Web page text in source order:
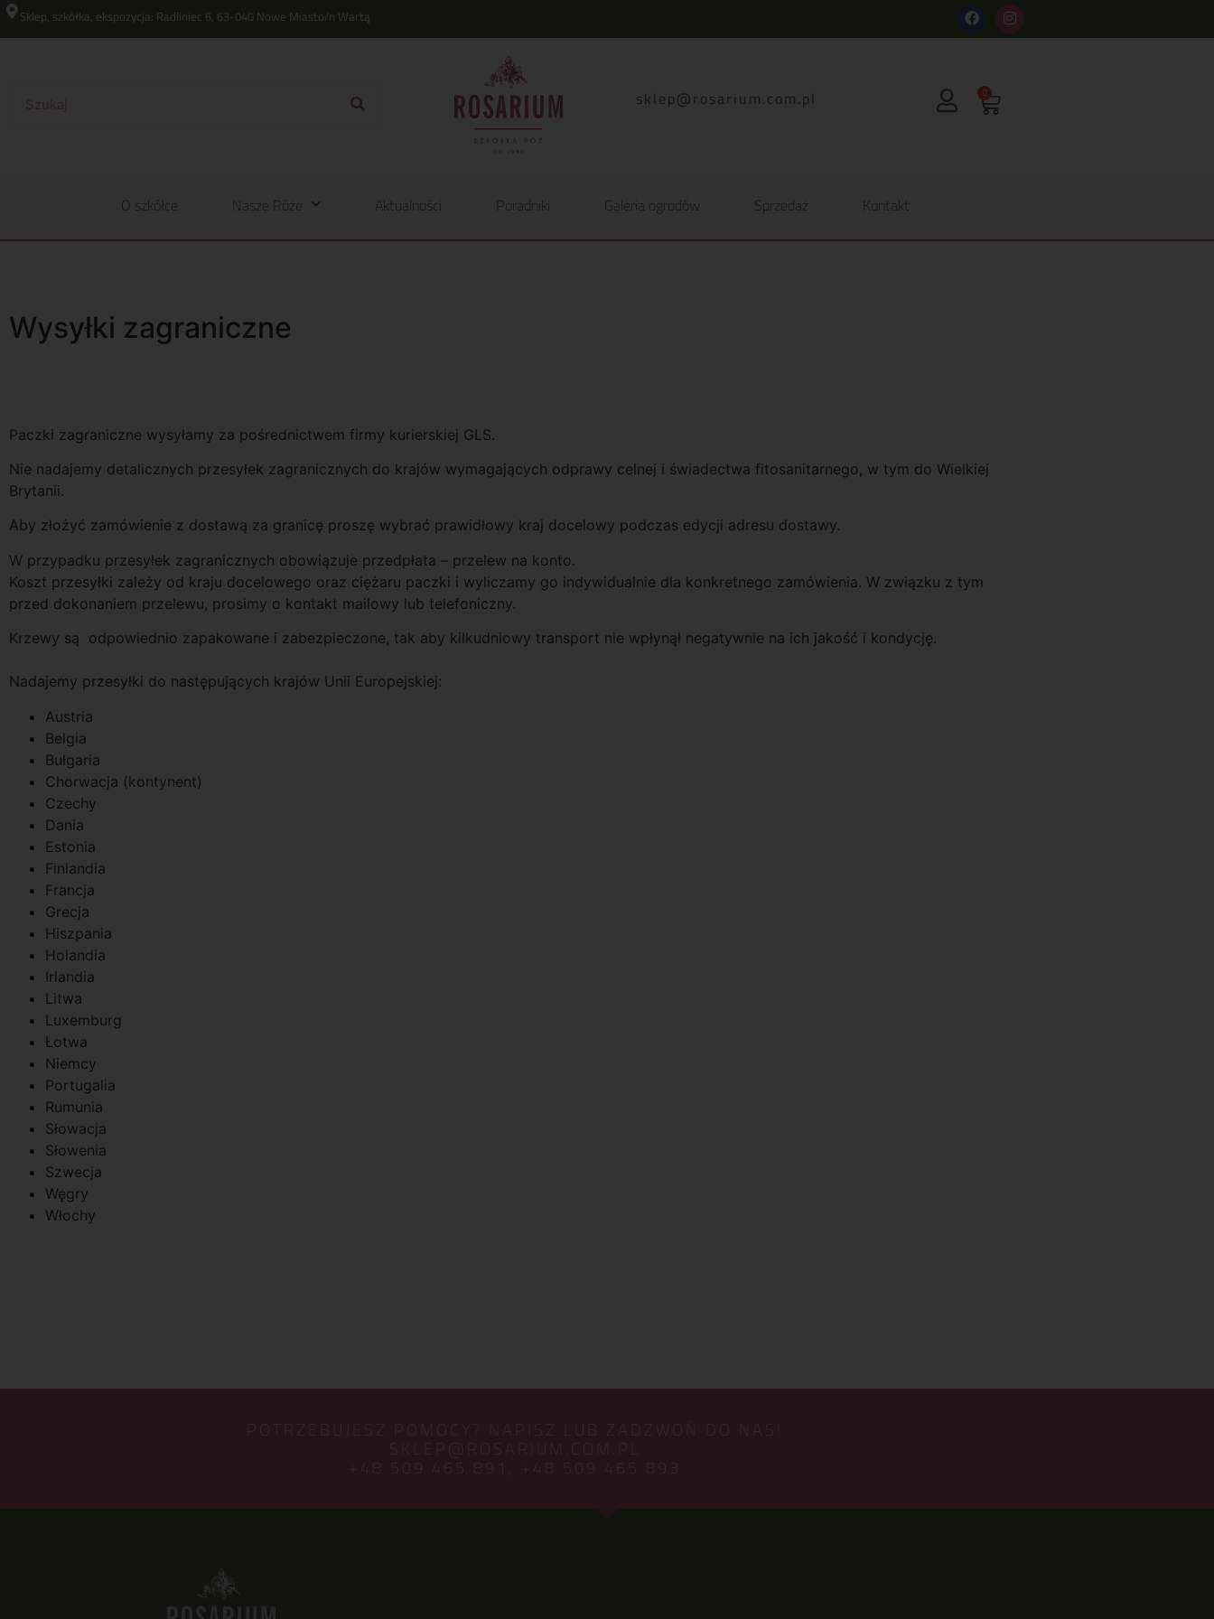
Sklep, szkółka, ekspozycja: Radliniec 6, 63-040 Nowe Miasto/n Wartą
lp.moc.muirasor@pelks 0
O szkółce Nasze Róże Aktualności Poradniki Galeria ogrodów Sprzedaż Kontakt
Wysyłki zagraniczne
Paczki zagraniczne wysyłamy za pośrednictwem firmy kurierskiej GLS.
Nie nadajemy detalicznych przesyłek zagranicznych do krajów wymagających odprawy celnej i świadectwa fitosanitarnego, w tym do Wielkiej
Brytanii.
Aby złożyć zamówienie z dostawą za granicę proszę wybrać prawidłowy kraj docelowy podczas edycji adresu dostawy.
W przypadku przesyłek zagranicznych obowiązuje przedpłata – przelew na konto.
Koszt przesyłki zależy od kraju docelowego oraz ciężaru paczki i wyliczamy go indywidualnie dla konkretnego zamówienia. W związku z tym
przed dokonaniem przelewu, prosimy o kontakt mailowy lub telefoniczny.
Krzewy są odpowiednio zapakowane i zabezpieczone, tak aby kilkudniowy transport nie wpłynął negatywnie na ich jakość i kondycję.
Nadajemy przesyłki do następujących krajów Unii Europejskiej:
Austria
Belgia
Bułgaria
Chorwacja (kontynent)
Czechy
Dania
Estonia
Finlandia
Francja
Grecja
Hiszpania
Holandia
Irlandia
Litwa
Luxemburg
Łotwa
Niemcy
Portugalia
Rumunia
Słowacja
Słowenia
Szwecja
Węgry
Włochy
POTRZEBUJESZ POMOCY? NAPISZ LUB ZADZWOŃ DO NAS!
SKLEP@ROSARIUM.COM.PL
+48 509 465 891, +48 509 465 893